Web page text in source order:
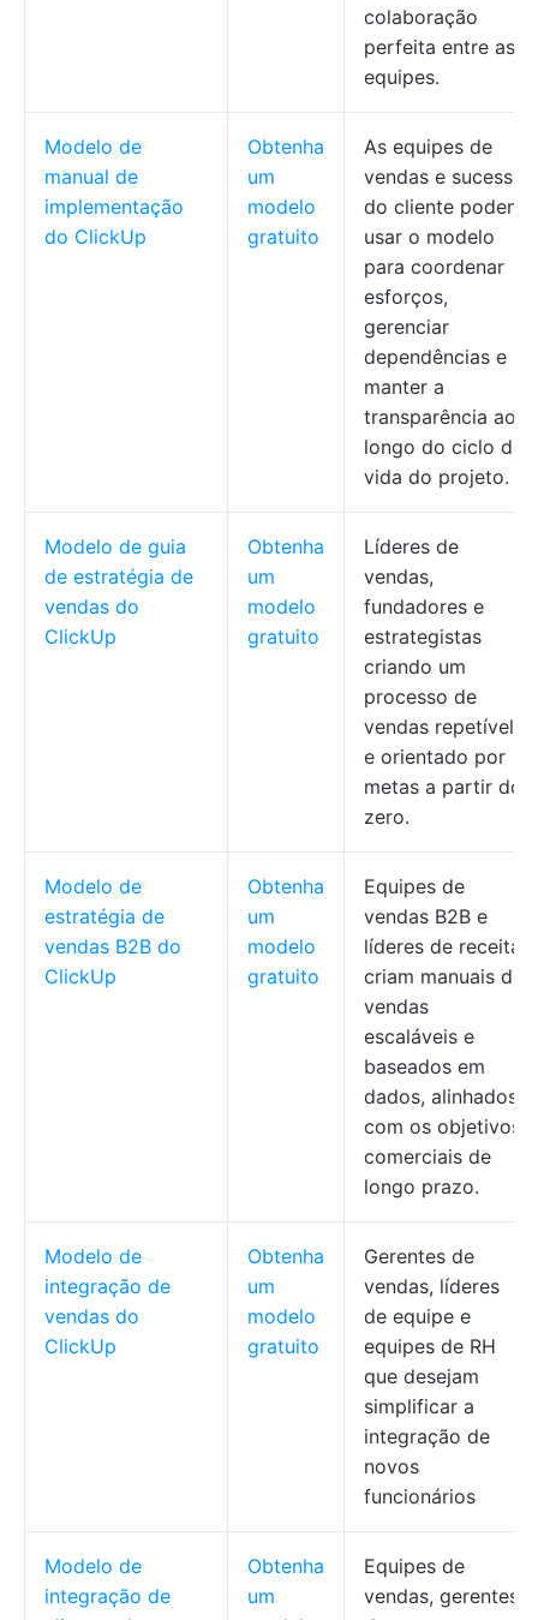
colaboração
perfeita entre as
equipes.
Modelo de
manual de
implementação
do ClickUp
Obtenha
um
modelo
gratuito
As equipes de
vendas e sucesso
do cliente podem
usar o modelo
para coordenar
esforços,
gerenciar
dependências e
manter a
transparência ao
longo do ciclo de
vida do projeto.
Modelo de guia
de estratégia de
vendas do
ClickUp
Obtenha
um
modelo
gratuito
Líderes de
vendas,
fundadores e
estrategistas
criando um
processo de
vendas repetível
e orientado por
metas a partir do
zero.
Modelo de
estratégia de
vendas B2B do
ClickUp
Obtenha
um
modelo
gratuito
Equipes de
vendas B2B e
líderes de receita
criam manuais de
vendas
escaláveis e
baseados em
dados, alinhados
com os objetivos
comerciais de
longo prazo.
Modelo de
integração de
vendas do
ClickUp
Obtenha
um
modelo
gratuito
Gerentes de
vendas, líderes
de equipe e
equipes de RH
que desejam
simplificar a
integração de
novos
funcionários
Modelo de
integração de
Obtenha
um
Equipes de
vendas, gerentes